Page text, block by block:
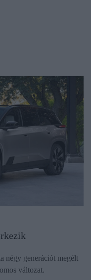
négy generációt megélt
változat.